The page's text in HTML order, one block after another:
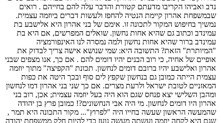
נדב ואביהו הקריבו מדעתם קטורת והדבר עלה להם בחייהם . רואים
שבמשפחת אהרון קיימת הנטיה להחפז ולעשות דברים ביוזמה עצמית.
נמשיך בחיפוש המקור לתכונה זו. אימם של בני אהרון היא אלישבע בת
עמינדב וכתוב גם שהיא אחות נחשון. שואלים המפרשים, אם היא בת
עמינדב ברור שהיא אחות נחשון ולמה נמסרה לנו האינפורמציה
"המיותרת" הזאת? התשובה היא: שמי שנושא אישה צריך לבדוק את
אופיים של אחיה, כי רוב הבנים יהיו דומים להם . אם כך, אנו מצפים שבני
אהרון ואלישבע יהיו ברובם דומים לנחשון. תכונת "הקפיצה" מתוך יוזמה
עצמית הייתה כמובן גם בנחשון שקפץ לים סוף ובכך היטה את כפות
המאזניים לטובת ישראל ולרעת מצרים. אם כך שני בני אהרון דמו לנחשון
ומהבן השלישי יצא פנחס שגם הוא היה בעל יוזמה עצמית; אכן, רוב בני
אהרון היו דומים לנחשון. מי היה אבי הנחשונים?! כמובן פרץ בן יהודה
שהמעשה הראשון שעשה בחייו היה "לפרוץ"... מקור התכונה היא תמר ,
שגם היא לקחה יוזמה ועשתה מעשה נועז כדי להיות חלק ממשפחת יהודה